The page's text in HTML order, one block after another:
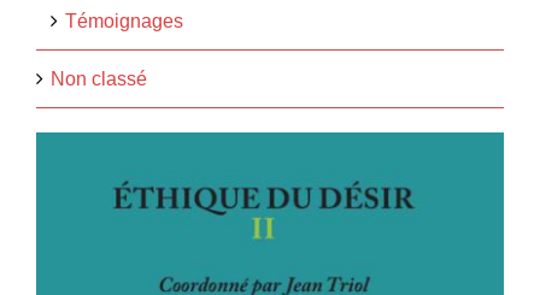
Témoignages
Non classé